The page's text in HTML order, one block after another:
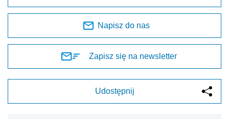
Napisz do nas
Zapisz się na newsletter
Udostępnij